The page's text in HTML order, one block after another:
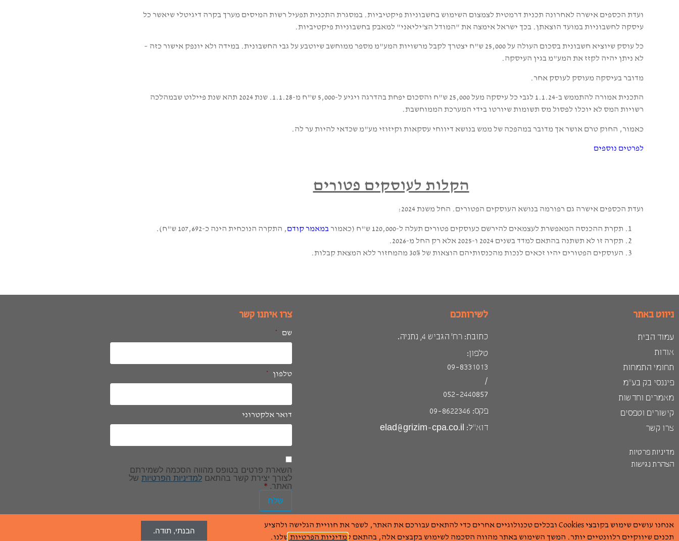
ועדת הכספים אישרה לאחרונה תכנית דרמטית לצמצום השימוש בחשבוניות פיקטיביות. במסגרת התכנית תפעיל רשות המיסים מערך בקרה דיגיטלי שיאשר כל
עיסקה לחשבוניות במועד הוצאתן. בכך ישראל אימצה את "המודל הצ'יליאני" למאבק בחשבוניות פיקטיביות.
כל עוסק שיוציא חשבונית בסכום העולה על 25,000 ש"ח יצטרך לקבל מרשויות המע"מ מספר ממוחשב שיוטבע על גבי החשבונית.
במידה ולא יונפק אישור כזה –
לא ניתן יהיה לקזז את המע"מ בגין העיסקה.
מדובר בעיסקה מעוסק לעוסק אחר.
התכנית אמורה להתממש ב-1.1.24 לגבי כל עיסקה מעל 25,000 ש"ח והסכום יפחת בהדרגה ויגיע ל-5,000 ש"ח מ-1.1.28. שנת 2024 תהא שנת פיילוט שבמהלכה
רשויות המס לא יוכלו לפסול מס תשומות שיורטו בידי המערכת הממוחשבת.
כאמור, החוק טרם אושר אך מדובר במהפכה של ממש בנושא דיווחי עסקאות וקיזוזי מע"מ שכדאי להיות ער לה.
לפרטים נוספים
הקלות לעוסקים פטורים
ועדת הכספים אישרה גם רפורמה בנושא העוסקים הפטורים. החל משנת 2024:
תקרת ההכנסה המאפשרת לעצמאים להירשם כעוסקים פטורים תעלה ל-120,000 ש"ח (כאמור במאמר קודם, התקרה הנוכחית הינה כ-107,692 ש"ח).
תקרה זו לא תשתנה בהתאם למדד בשנים 2024 ו-2025 אלא רק החל מ-2026.
העוסקים הפטורים יהיו זכאים לנכות מהכנסותיהם הוצאות של 30% מהמחזור ללא המצאת קבלות.
ניווט באתר
עמוד הבית
אודות
תחומי התמחות
פיננסי בק בע"מ
מאמרים וחדשות
קישורים וטפסים
צרו קשר
מדיניות פרטיות
הצהרת נגישות
לשירותכם
כתובת: רח׳ הגביש 4, נתניה.
טלפון:
09-8331013
/
052-2440857
פקס: 09-8622346
דוא״ל: elad@grizim-cpa.co.il
צרו איתנו קשר
שם *
טלפון *
דואר אלקטרוני
השארת פרטים בטופס מהווה הסכמה לשמירתם
לצורך יצירת קשר בהתאםלמדיניות הפרטיות של
האתר. *
שלח
גריזים ושות רואי חשבון Wisy Internet Marketing - וויזי שיווק באינטרנט
אנחנו עושים שימוש בקובצי Cookies ובכלים טכנולוגיים אחרים כדי להתאים עבורכם את האתר, לשפר את חוויית הגלישה ולהציע
תכנים שיווקיים רלוונטיים יותר. המשך השימוש באתר מהווה הסכמה לשימוש בקבצים אלה, בהתאם ל מדיניות הפרטיות שלנו.
הבנתי, תודה.